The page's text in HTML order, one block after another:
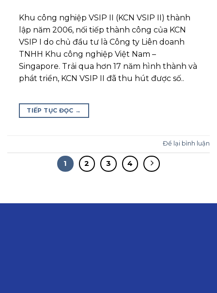
Khu công nghiệp VSIP II (KCN VSIP II) thành
lập năm 2006, nối tiếp thành công của KCN
VSIP I do chủ đầu tư là Công ty Liên doanh
TNHH Khu công nghiệp Việt Nam –
Singapore. Trải qua hơn 17 năm hình thành và
phát triển, KCN VSIP II đã thu hút được số..
TIẾP TỤC ĐỌC →
Để lại bình luận
1 2 3 4